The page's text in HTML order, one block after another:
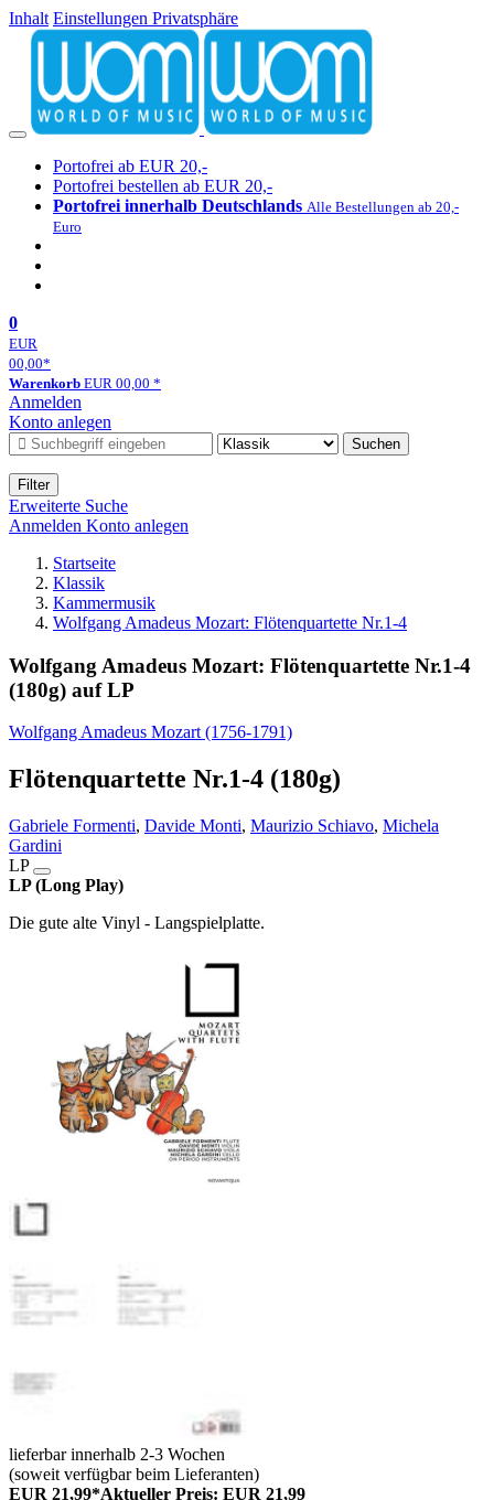
Inhalt Einstellungen Privatsphäre
Portofrei ab EUR 20,-
Portofrei bestellen ab EUR 20,-
Portofrei innerhalb Deutschlands Alle Bestellungen ab 20,-
Euro
0
EUR
00,00*
Warenkorb EUR 00,00 *
Anmelden
Konto anlegen
Suchen
Filter
Erweiterte Suche
Anmelden Konto anlegen
Startseite
Klassik
Kammermusik
Wolfgang Amadeus Mozart: Flötenquartette Nr.1-4
Wolfgang Amadeus Mozart: Flötenquartette Nr.1-4
(180g) auf LP
Wolfgang Amadeus Mozart (1756-1791)
Flötenquartette Nr.1-4 (180g)
Gabriele Formenti, Davide Monti, Maurizio Schiavo, Michela
Gardini
LP
LP (Long Play)
Die gute alte Vinyl - Langspielplatte.
lieferbar innerhalb 2-3 Wochen
(soweit verfügbar beim Lieferanten)
EUR 21,99*Aktueller Preis: EUR 21,99